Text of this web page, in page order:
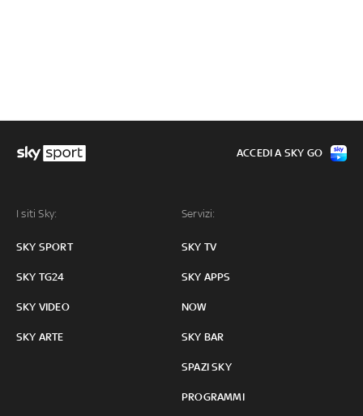
I siti Sky:
SKY SPORT
SKY TG24
SKY VIDEO
SKY ARTE
Servizi:
SKY TV
SKY APPS
NOW
SKY BAR
SPAZI SKY
PROGRAMMI
ACCEDI A SKY GO